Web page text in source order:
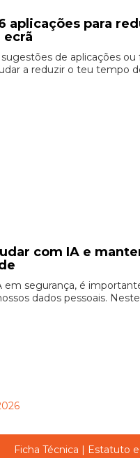
aplicações para
de aplicações ou
a reduzir o teu tempo
com IA e
em segurança, é
dados pessoais.
Ficha Técnica Estatuto